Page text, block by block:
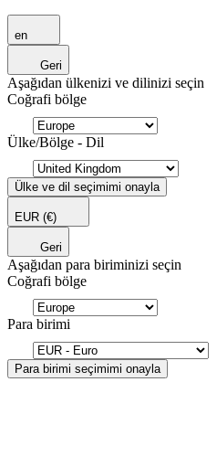
en
Geri
Aşağıdan ülkenizi ve dilinizi seçin
Coğrafi bölge
Ülke/Bölge - Dil
Ülke ve dil seçimimi onayla
EUR (€)
Geri
Aşağıdan para biriminizi seçin
Coğrafi bölge
Para birimi
Para birimi seçimimi onayla